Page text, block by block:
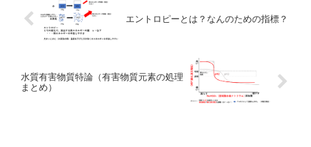
エントロピーとは？なんのための指標？
水質有害物質特論（有害物質元素の処理
まとめ）